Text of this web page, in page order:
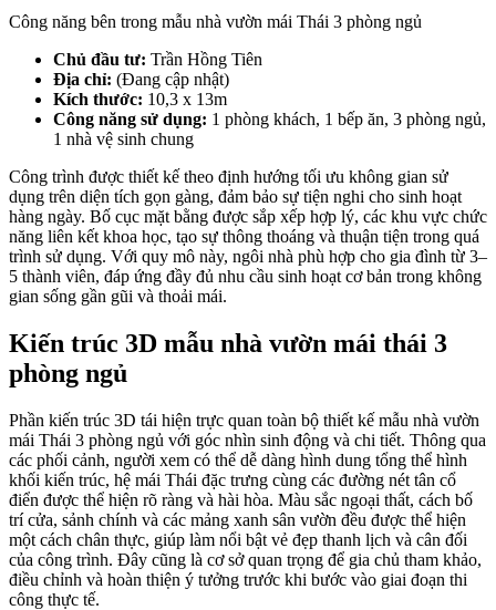
Công năng bên trong mẫu nhà vườn mái Thái 3 phòng ngủ
Chủ đầu tư: Trần Hồng Tiên
Địa chỉ: (Đang cập nhật)
Kích thước: 10,3 x 13m
Công năng sử dụng: 1 phòng khách, 1 bếp ăn, 3 phòng ngủ,
1 nhà vệ sinh chung
Công trình được thiết kế theo định hướng tối ưu không gian sử
dụng trên diện tích gọn gàng, đảm bảo sự tiện nghi cho sinh hoạt
hàng ngày. Bố cục mặt bằng được sắp xếp hợp lý, các khu vực chức
năng liên kết khoa học, tạo sự thông thoáng và thuận tiện trong quá
trình sử dụng. Với quy mô này, ngôi nhà phù hợp cho gia đình từ 3–
5 thành viên, đáp ứng đầy đủ nhu cầu sinh hoạt cơ bản trong không
gian sống gần gũi và thoải mái.
Kiến trúc 3D mẫu nhà vườn mái thái 3
phòng ngủ
Phần kiến trúc 3D tái hiện trực quan toàn bộ thiết kế mẫu nhà vườn
mái Thái 3 phòng ngủ với góc nhìn sinh động và chi tiết. Thông qua
các phối cảnh, người xem có thể dễ dàng hình dung tổng thể hình
khối kiến trúc, hệ mái Thái đặc trưng cùng các đường nét tân cổ
điển được thể hiện rõ ràng và hài hòa. Màu sắc ngoại thất, cách bố
trí cửa, sảnh chính và các mảng xanh sân vườn đều được thể hiện
một cách chân thực, giúp làm nổi bật vẻ đẹp thanh lịch và cân đối
của công trình. Đây cũng là cơ sở quan trọng để gia chủ tham khảo,
điều chỉnh và hoàn thiện ý tưởng trước khi bước vào giai đoạn thi
công thực tế.